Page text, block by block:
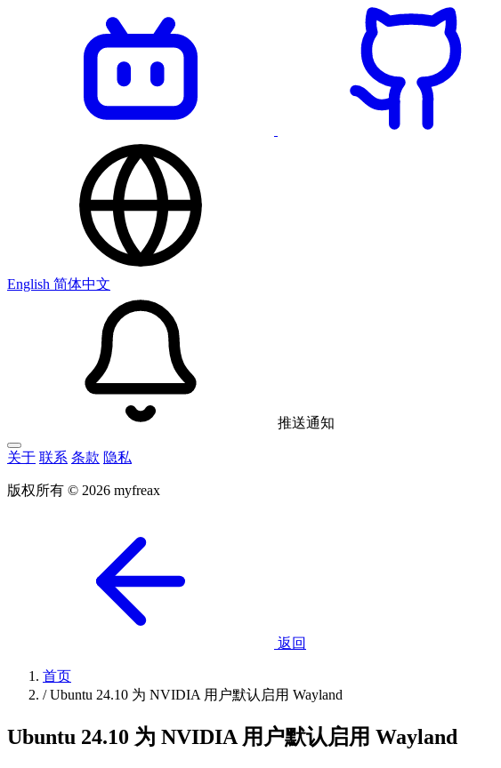
English 简体中文
推送通知
关于 联系 条款 隐私
版权所有 © 2026 myfreax
返回
首页
/ Ubuntu 24.10 为 NVIDIA 用户默认启用 Wayland
Ubuntu 24.10 为 NVIDIA 用户默认启用 Wayland